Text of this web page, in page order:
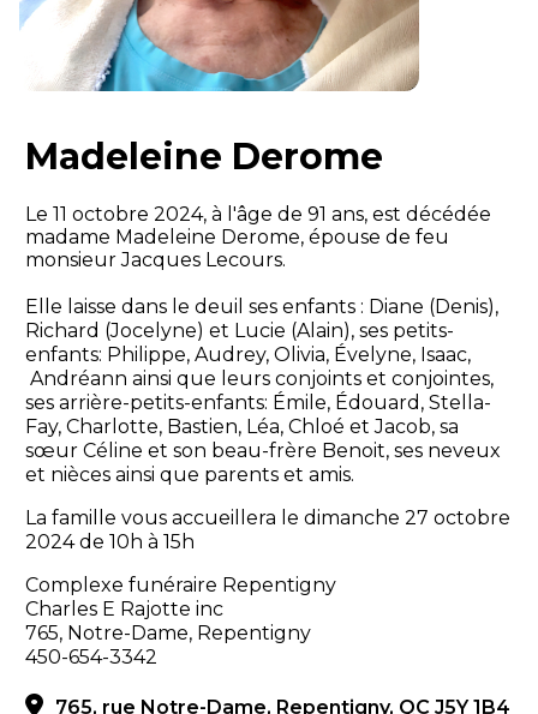
Madeleine Derome
Le 11 octobre 2024, à l'âge de 91 ans, est décédée
madame Madeleine Derome, épouse de feu
monsieur Jacques Lecours.
Elle laisse dans le deuil ses enfants : Diane (Denis),
Richard (Jocelyne) et Lucie (Alain), ses petits-
enfants: Philippe, Audrey, Olivia, Évelyne, Isaac,
Andréann ainsi que leurs conjoints et conjointes,
ses arrière-petits-enfants: Émile, Édouard, Stella-
Fay, Charlotte, Bastien, Léa, Chloé et Jacob, sa
sœur Céline et son beau-frère Benoit, ses neveux
et nièces ainsi que parents et amis.
La famille vous accueillera le dimanche 27 octobre
2024 de 10h à 15h
Complexe funéraire Repentigny
Charles E Rajotte inc
765, Notre-Dame, Repentigny
450-654-3342
765, rue Notre-Dame, Repentigny, QC J5Y 1B4